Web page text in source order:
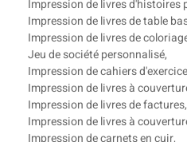
Impression de livres d'histoires
Impression de livres de table
Impression de livres de
Jeu de société personnalisé,
Impression de cahiers
Impression de livres à
Impression de livres de factures,
Impression de livres à
Impression de carnets en cuir,